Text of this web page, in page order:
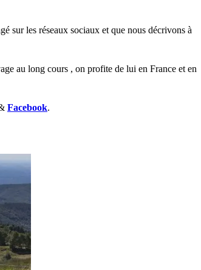
sur les réseaux sociaux et que nous décrivons à
au long cours , on profite de lui en France et en
Facebook.